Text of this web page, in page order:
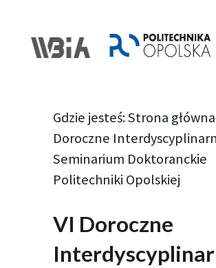
Gdzie jesteś:Strona główna
Doroczne
Seminarium Doktoranckie
Politechniki Opolskiej
VI Doroczne